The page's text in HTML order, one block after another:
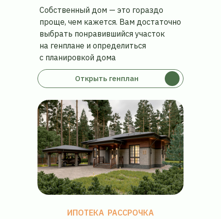
Собственный дом — это гораздо
проще, чем кажется. Вам достаточно
выбрать понравившийся участок
на генплане и определиться
с планировкой дома
ИПОТЕКА РАССРОЧКА
Открыть генплан